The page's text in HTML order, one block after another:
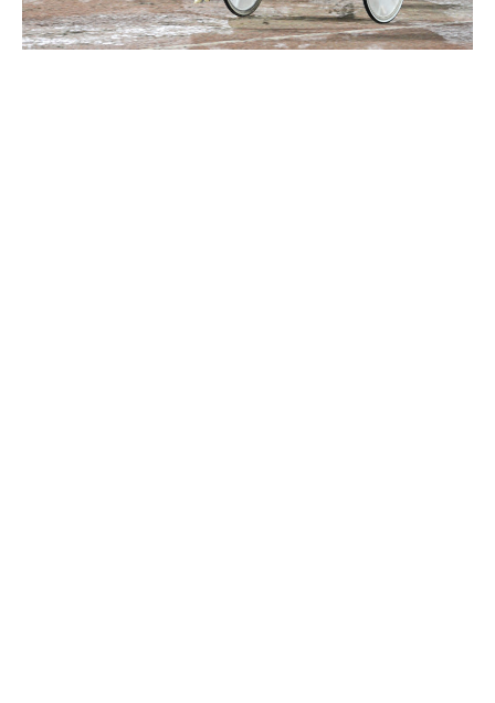
Om travskolan
Samarbetspartners